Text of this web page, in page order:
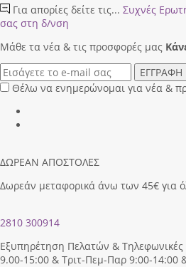
Για απορίες δείτε τις... Συχνές
σας στη δ/νση
Μάθε τα νέα & τις προσφορές μας
ΕΓΓΡΑΦΗ
Θέλω να ενημερώνομαι για νέα &
ΔΩΡΕΑΝ ΑΠΟΣΤΟΛΕΣ
Δωρεάν μεταφορικά άνω των 45€ για
2810 300914
Εξυπηρέτηση Πελατών & Τηλεφωνικές
9.00-15:00 & Τριτ-Πεμ-Παρ 9:00-14:00